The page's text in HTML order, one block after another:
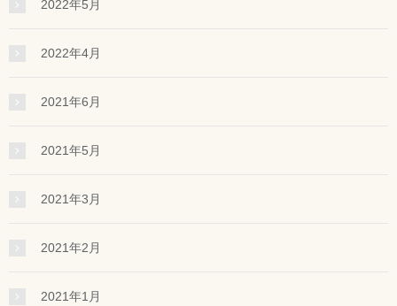
2022年5月
2022年4月
2021年6月
2021年5月
2021年3月
2021年2月
2021年1月